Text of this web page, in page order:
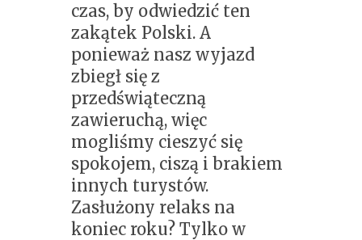
czas, by odwiedzić ten
zakątek Polski. A
ponieważ nasz wyjazd
zbiegł się z
przedświąteczną
zawieruchą, więc
mogliśmy cieszyć się
spokojem, ciszą i brakiem
innych turystów.
Zasłużony relaks na
koniec roku? Tylko w